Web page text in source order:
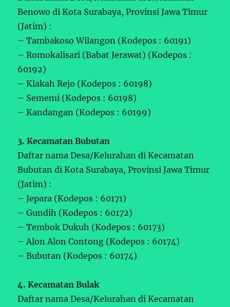
Benowo di Kota Surabaya, Provinsi Jawa Timur
(Jatim) :
– Tambakoso Wilangon (Kodepos : 60191)
– Romokalisari (Babat Jerawat) (Kodepos :
60192)
– Klakah Rejo (Kodepos : 60198)
– Sememi (Kodepos : 60198)
– Kandangan (Kodepos : 60199)
3. Kecamatan Bubutan
Daftar nama Desa/Kelurahan di Kecamatan
Bubutan di Kota Surabaya, Provinsi Jawa Timur
(Jatim) :
– Jepara (Kodepos : 60171)
– Gundih (Kodepos : 60172)
– Tembok Dukuh (Kodepos : 60173)
– Alon Alon Contong (Kodepos : 60174)
– Bubutan (Kodepos : 60174)
4. Kecamatan Bulak
Daftar nama Desa/Kelurahan di Kecamatan